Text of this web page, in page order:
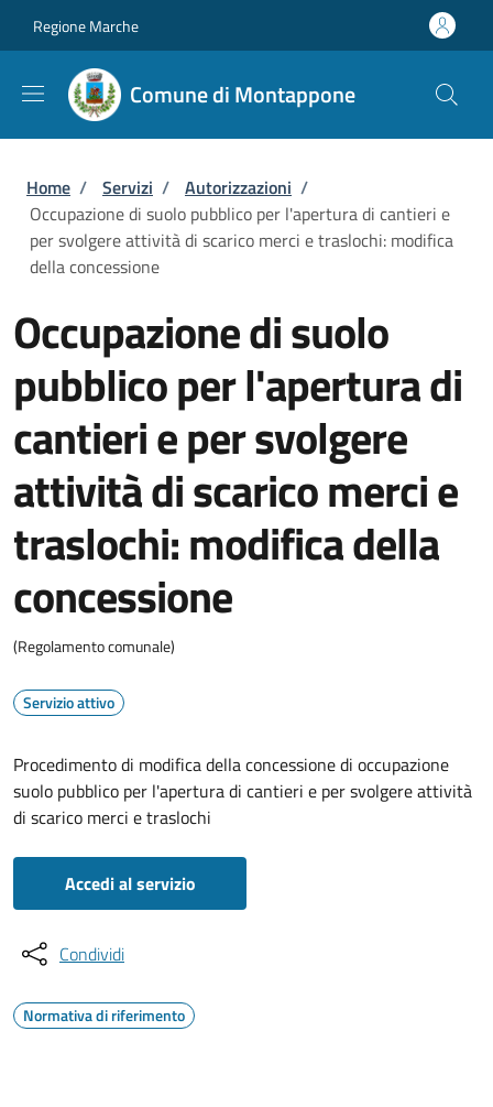
Regione Marche
Comune di Montappone
Briciole di pane
Home / Servizi / Autorizzazioni /
Occupazione di suolo pubblico per l'apertura di cantieri e
per svolgere attività di scarico merci e traslochi: modifica
della concessione
Occupazione di suolo
pubblico per l'apertura di
cantieri e per svolgere
attività di scarico merci e
traslochi: modifica della
concessione
(Regolamento comunale)
Servizio attivo
Procedimento di modifica della concessione di occupazione
suolo pubblico per l'apertura di cantieri e per svolgere attività
di scarico merci e traslochi
Accedi al servizio
Condividi
Normativa di riferimento